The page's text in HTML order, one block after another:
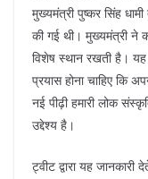
मुख्यमंत्री पुष्कर सिंह
की गई थी। मुख्यमंत्री ने
विशेष स्थान रखती है।
प्रयास होना चाहिए कि
नई पीढ़ी हमारी लोक
उद्देश्य है।
ट्वीट द्वारा यह